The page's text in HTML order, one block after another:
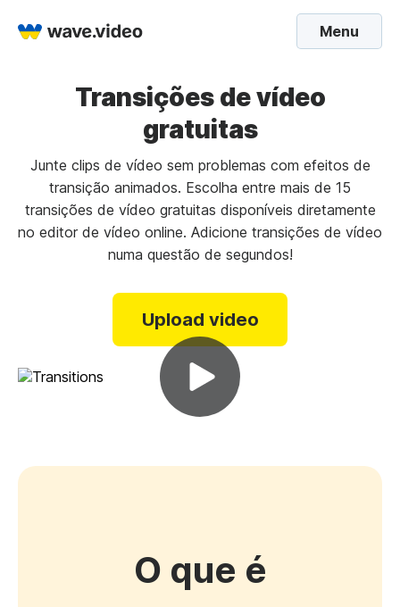
Menu
Transições de vídeo
gratuitas
Junte clips de vídeo sem problemas com efeitos de
transição animados. Escolha entre mais de 15
transições de vídeo gratuitas disponíveis diretamente
no editor de vídeo online. Adicione transições de vídeo
numa questão de segundos!
Upload video
O que é